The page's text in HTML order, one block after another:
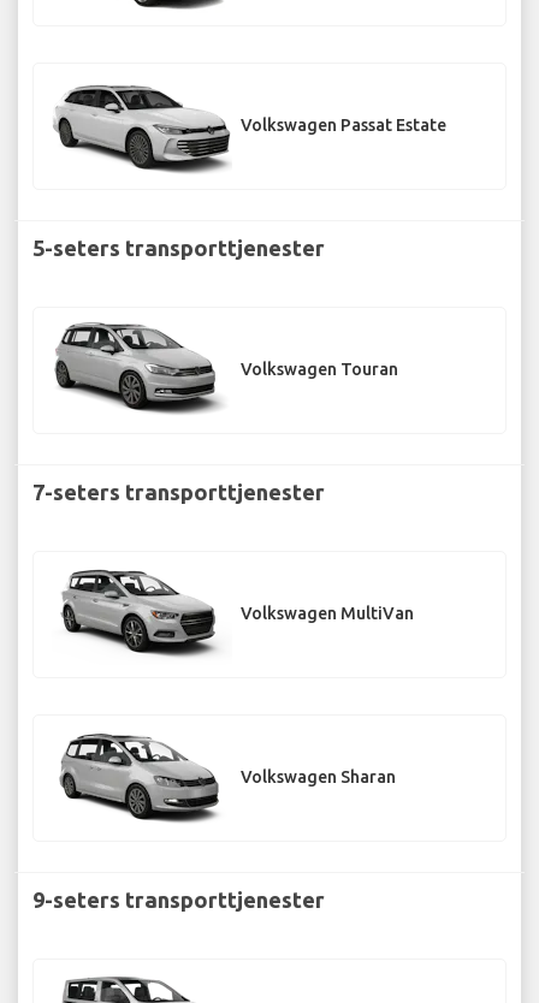
Volkswagen Passat Estate
5-seters transporttjenester
Volkswagen Touran
7-seters transporttjenester
Volkswagen MultiVan
Volkswagen Sharan
9-seters transporttjenester